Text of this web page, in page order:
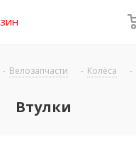
- Велозапчасти - Колёса -
Втулки